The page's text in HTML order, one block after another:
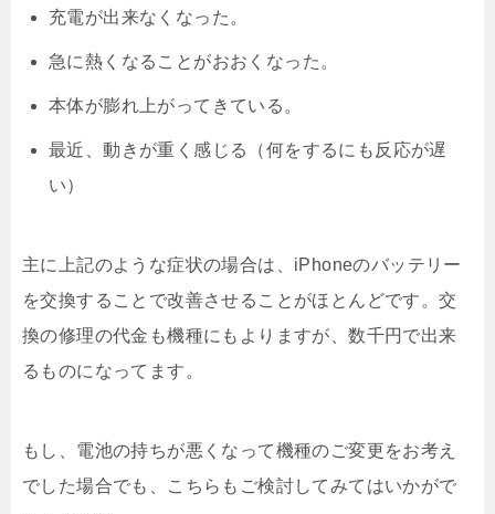
充電が出来なくなった。
急に熱くなることがおおくなった。
本体が膨れ上がってきている。
最近、動きが重く感じる（何をするにも反応が遅
い）
主に上記のような症状の場合は、iPhoneのバッテリー
を交換することで改善させることがほとんどです。交
換の修理の代金も機種にもよりますが、数千円で出来
るものになってます。
もし、電池の持ちが悪くなって機種のご変更をお考え
でした場合でも、こちらもご検討してみてはいかがで